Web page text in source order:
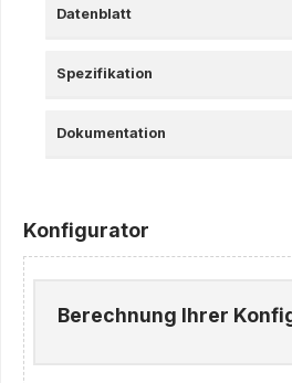
Datenblatt
Spezifikation
Dokumentation
Konfigurator
Berechnung Ihrer